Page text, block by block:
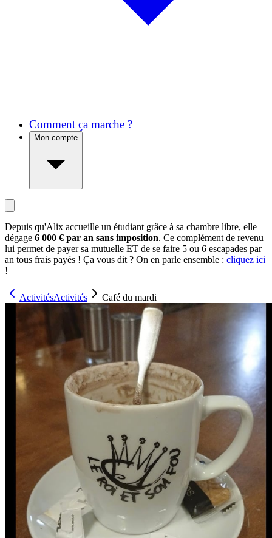
Comment ça marche ?
Mon compte
Depuis qu'Alix accueille un étudiant grâce à sa chambre libre, elle
dégage 6 000 € par an sans imposition. Ce complément de revenu
lui permet de payer sa mutuelle ET de se faire 5 ou 6 escapades par
an tous frais payés ! Ça vous dit ? On en parle ensemble : cliquez ici
!
ActivitésActivités Café du mardi